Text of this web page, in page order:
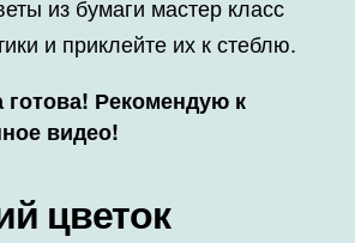
и приклейте их к стеблю.
Рекомендую к
видео!
цветок